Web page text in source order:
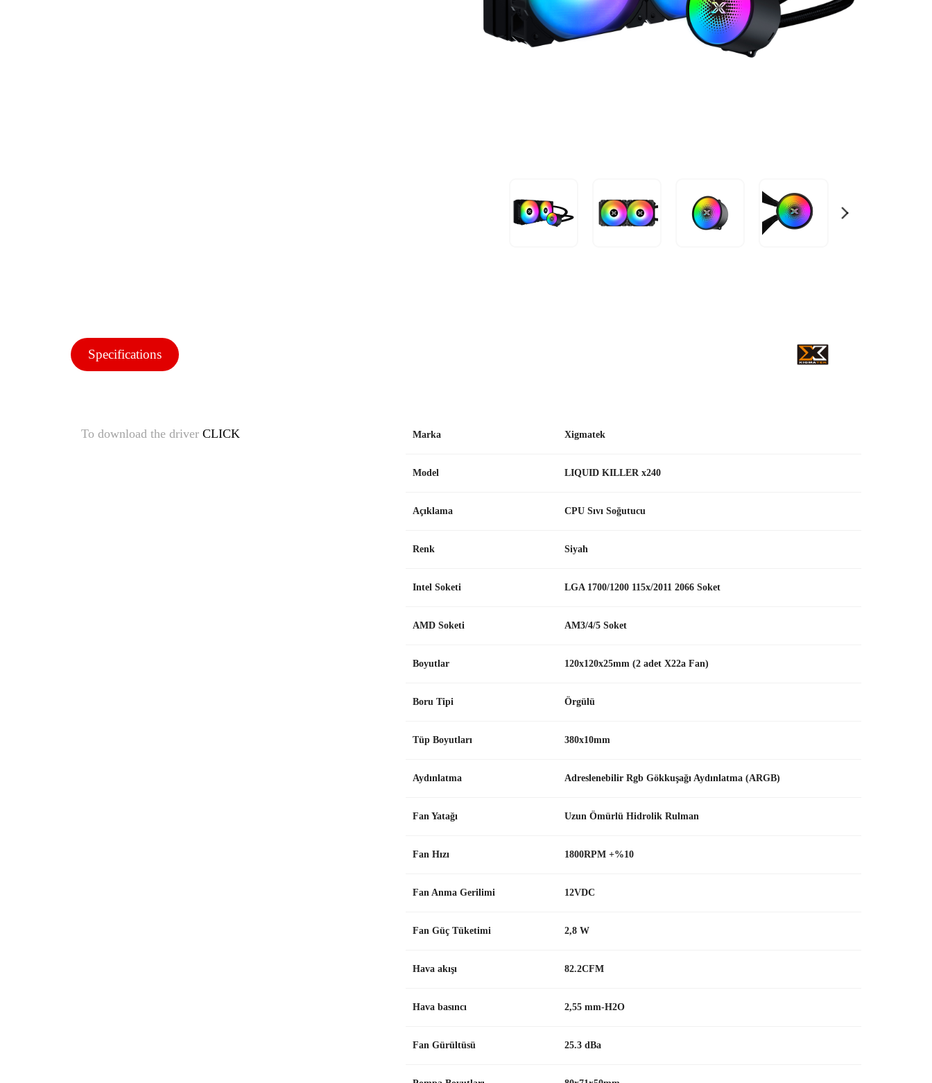
Specifications
To download the driver CLICK Marka Xigmatek
Model LIQUID KILLER x240
Açıklama CPU Sıvı Soğutucu
Renk Siyah
Intel Soketi LGA 1700/1200 115x/2011 2066 Soket
AMD Soketi AM3/4/5 Soket
Boyutlar 120x120x25mm (2 adet X22a Fan)
Boru Tipi Örgülü
Tüp Boyutları 380x10mm
Aydınlatma Adreslenebilir Rgb Gökkuşağı Aydınlatma (ARGB)
Fan Yatağı Uzun Ömürlü Hidrolik Rulman
Fan Hızı 1800RPM +%10
Fan Anma Gerilimi 12VDC
Fan Güç Tüketimi 2,8 W
Hava akışı 82.2CFM
Hava basıncı 2,55 mm-H2O
Fan Gürültüsü 25.3 dBa